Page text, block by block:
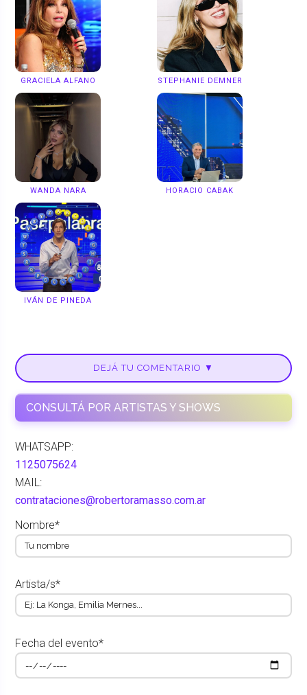
GRACIELA ALFANO STEPHANIE DEMNER
WANDA NARA HORACIO CABAK
IVÁN DE PINEDA
DEJÁ TU COMENTARIO ▼
CONSULTÁ POR ARTISTAS Y SHOWS
WHATSAPP:
1125075624
MAIL:
contrataciones@robertoramasso.com.ar
Nombre*
Artista/s*
Fecha del evento*